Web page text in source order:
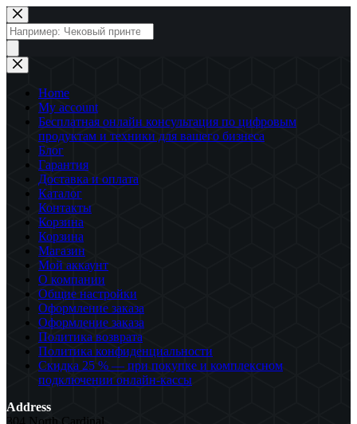
Перейти
к
сути
Поиск
товаров
Home
My account
Бесплатная онлайн консультация по цифровым
продуктам и техники для вашего бизнеса
Блог
Гарантия
Доставка и оплата
Каталог
Контакты
Корзина
Корзина
Магазин
Мой аккаунт
О компании
Общие настройки
Оформление заказа
Оформление заказа
Политика возврата
Политика конфиденциальности
Скидка 25 % — при покупке и комплексном
подключении онлайн-кассы
Address
304 North Cardinal